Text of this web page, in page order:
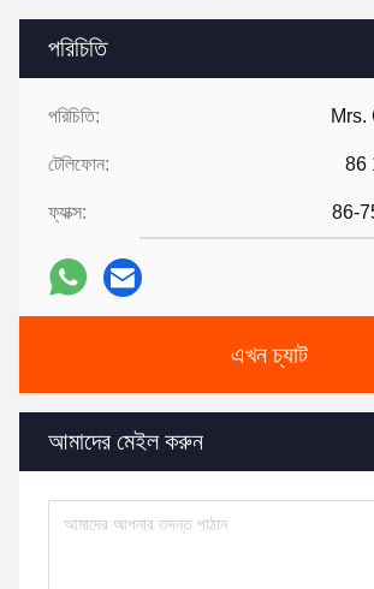
পরিচিতি
পরিচিতি: Mrs.
টেলিফোন: 86
ফ্যাক্স: 86-
এখন চ্যাট
আমাদের মেইল ​​করুন